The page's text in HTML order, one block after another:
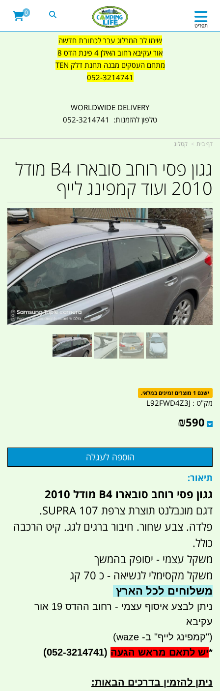
שימו לב המרלוג עבר לכתובת חדשה
אור עקיבא רחוב האילן 4 פינת הדס 8
מתחם העסקים מבנה תחנת דלק TEN
052-3214741
WORLDWIDE DELIVERY
טלפון להזמנות: 052-3214741
תפריט
0
דף בית קטלוג
גגון פסי רוחב סובארו B4 מודל
2010 ועוד קמפינג לייף
ישנם 1 מוצרים זמינים במלאי.
מק"ט : L92FWD4Z3J
₪590
תיאור:
גגון פסי רוחב סובארו B4 מודל 2010
דגם מונבלנט תוצרת צרפת SUPRA 107.
פלדה. צבע שחור. חיבור ברגים לגג. קיט הרכבה
כולל.
משקל עצמי - יסופק בהמשך
משקל מקסימלי לנשיאה - כ 70 קג
משלוחים לכל הארץ
ניתן לבצע איסוף עצמי - רחוב ההדס 19 אור
עקיבא
("קמפינג לייף" ב- waze)
*יש לתאם מראש הגעה (052-3214741)
ניתן להזמין בדרכים הבאות: